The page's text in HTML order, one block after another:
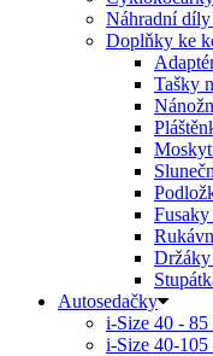
Náhradní
Doplňky ke
Tašky
Držáky
Autosedačky
i-Size 40 - 85
i-Size 40-105